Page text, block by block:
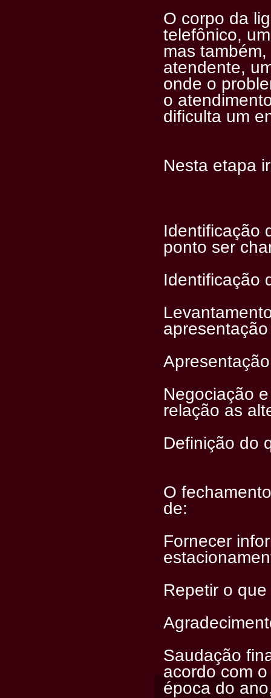
O corpo da
telefônico,
mas
atendente,
onde o
o
dificulta um
Nesta etapa
Identificação
ponto ser
Identificação
Negociação
relação as
Definição do
O
de:
Fornecer
Repetir o
Saudação
acordo com
época do